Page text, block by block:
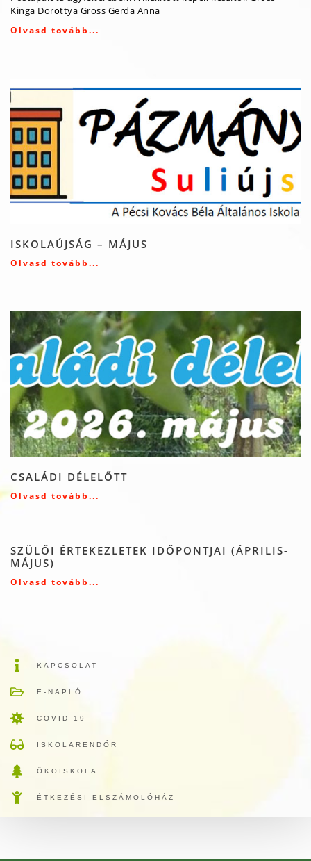
Kinga Dorottya Gross Gerda Anna
Olvasd tovább...
ISKOLAÚJSÁG – MÁJUS
Olvasd tovább...
CSALÁDI DÉLELŐTT
Olvasd tovább...
SZÜLŐI ÉRTEKEZLETEK IDŐPONTJAI (ÁPRILIS-
MÁJUS)
Olvasd tovább...
KAPCSOLAT
E-NAPLÓ
COVID 19
ISKOLARENDŐR
ÖKOISKOLA
ÉTKEZÉSI ELSZÁMOLÓHÁZ